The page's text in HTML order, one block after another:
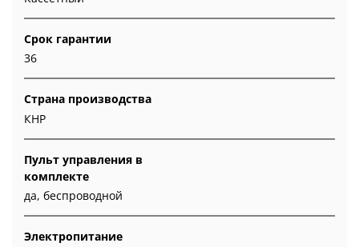
Срок гарантии
36
Страна производства
КНР
Пульт управления в
комплекте
да, беспроводной
Электропитание